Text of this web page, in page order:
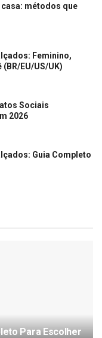
métodos que
Feminino,
EU/US/UK)
Sociais
2026
Guia Completo
Para Escolher